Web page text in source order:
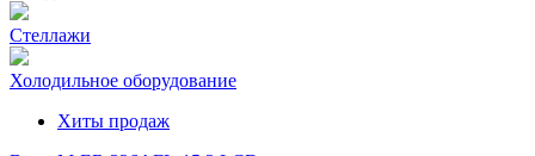
Стеллажи
Холодильное оборудование
Хиты продаж